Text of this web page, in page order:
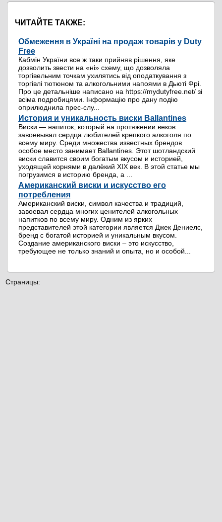
ЧИТАЙТЕ ТАКЖЕ:
Обмеження в Україні на продаж товарів у Duty
Free
Кабмін України все ж таки прийняв рішення, яке
дозволить звести на «ні» схему, що дозволяла
торгівельним точкам ухилятись від оподаткування з
торгівлі тютюном та алкогольними напоями в Дьюті Фрі.
Про це детальніше написано на https://mydutyfree.net/ зі
всіма подробицями. Інформацію про дану подію
оприлюднила прес-слу...
История и уникальность виски Ballantines
Виски — напиток, который на протяжении веков
завоевывал сердца любителей крепкого алкоголя по
всему миру. Среди множества известных брендов
особое место занимает Ballantines. Этот шотландский
виски славится своим богатым вкусом и историей,
уходящей корнями в далёкий XIX век. В этой статье мы
погрузимся в историю бренда, а ...
Американский виски и искусство его
потребления
Американский виски, символ качества и традиций,
завоевал сердца многих ценителей алкогольных
напитков по всему миру. Одним из ярких
представителей этой категории является Джек Дениелс,
бренд с богатой историей и уникальным вкусом.
Создание американского виски – это искусство,
требующее не только знаний и опыта, но и особой...
Страницы: